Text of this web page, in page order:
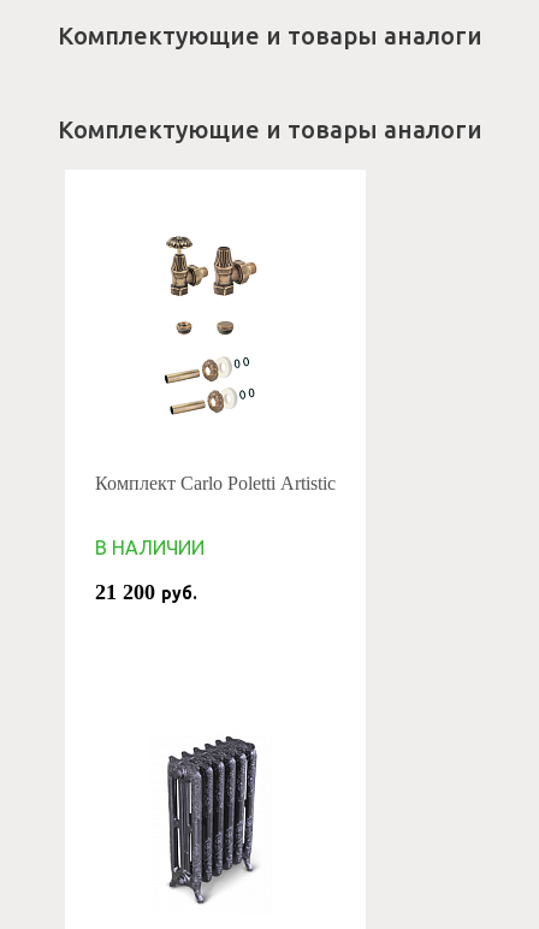
Комплектующие и товары аналоги
Комплектующие и товары аналоги
Комплект Carlo Poletti Artistic
В НАЛИЧИИ
21 200 руб.